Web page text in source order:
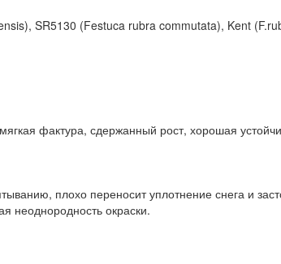
SR5130 (Festuca rubra commutata), Kent
фактура, сдержанный рост, хорошая
плохо переносит уплотнение снега и
неоднородность окраски.